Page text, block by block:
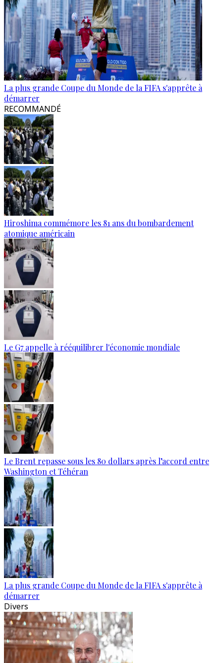
La plus grande Coupe du Monde de la FIFA s'apprête à
démarrer
RECOMMANDÉ
Hiroshima commémore les 81 ans du bombardement
atomique américain
Le G7 appelle à rééquilibrer l'économie mondiale
Le Brent repasse sous les 80 dollars après l’accord entre
Washington et Téhéran
La plus grande Coupe du Monde de la FIFA s'apprête à
démarrer
Divers